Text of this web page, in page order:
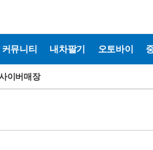
커뮤니티 내차팔기 오토바이
이버매장